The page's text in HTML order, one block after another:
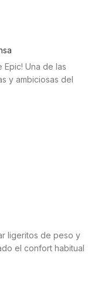
Epic! Una de las
y ambiciosas del
ligeritos de peso y
el confort habitual